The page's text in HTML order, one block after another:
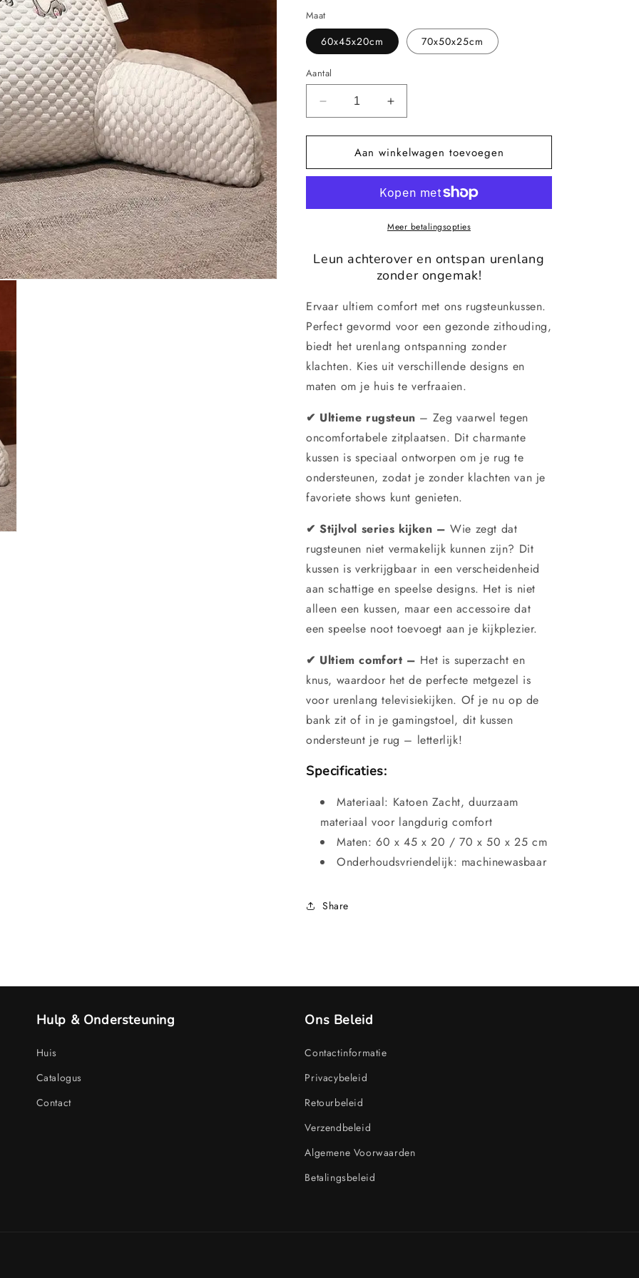
Maat
60x45x20cm 70x50x25cm
Aantal
Aantal
verlagen
voor
Comfortabel
en
rugsteunkussen
Aantal
verhogen
voor
Comfortabel
en
rugsteunkussen
Aan winkelwagen toevoegen
Meer betalingsopties
Leun achterover en ontspan urenlang
zonder ongemak!
Ervaar ultiem comfort met ons rugsteunkussen.
Perfect gevormd voor een gezonde zithouding,
biedt het urenlang ontspanning zonder
klachten. Kies uit verschillende designs en
maten om je huis te verfraaien.
✔ Ultieme rugsteun – Zeg vaarwel tegen
oncomfortabele zitplaatsen. Dit charmante
kussen is speciaal ontworpen om je rug te
ondersteunen, zodat je zonder klachten van je
favoriete shows kunt genieten.
✔ Stijlvol series kijken – Wie zegt dat
rugsteunen niet vermakelijk kunnen zijn? Dit
kussen is verkrijgbaar in een verscheidenheid
aan schattige en speelse designs. Het is niet
alleen een kussen, maar een accessoire dat
een speelse noot toevoegt aan je kijkplezier.
✔ Ultiem comfort – Het is superzacht en
knus, waardoor het de perfecte metgezel is
voor urenlang televisiekijken. Of je nu op de
bank zit of in je gamingstoel, dit kussen
ondersteunt je rug – letterlijk!
Specificaties:
Materiaal: Katoen Zacht, duurzaam
materiaal voor langdurig comfort
Maten: 60 x 45 x 20 / 70 x 50 x 25 cm
Onderhoudsvriendelijk: machinewasbaar
Share
Hulp & Ondersteuning
Huis
Catalogus
Contact
Ons Beleid
Contactinformatie
Privacybeleid
Retourbeleid
Verzendbeleid
Algemene Voorwaarden
Betalingsbeleid